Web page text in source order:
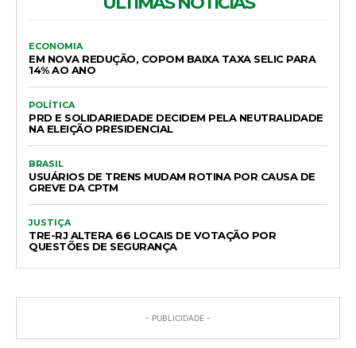
ECONOMIA
EM NOVA REDUÇÃO, COPOM BAIXA TAXA SELIC PARA
14% AO ANO
POLÍTICA
PRD E SOLIDARIEDADE DECIDEM PELA NEUTRALIDADE
NA ELEIÇÃO PRESIDENCIAL
BRASIL
USUÁRIOS DE TRENS MUDAM ROTINA POR CAUSA DE
GREVE DA CPTM
JUSTIÇA
TRE-RJ ALTERA 66 LOCAIS DE VOTAÇÃO POR
QUESTÕES DE SEGURANÇA
- PUBLICIDADE -